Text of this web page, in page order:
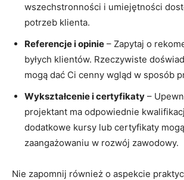
wszechstronności i umiejętności
potrzeb klienta.
Referencje i opinie – Zapytaj o
byłych klientów. Rzeczywiste
mogą dać Ci cenny wgląd w⁢ sposób
Wykształcenie i certyfikaty ⁢–
projektant ma⁣ odpowiednie
dodatkowe kursy lub certyfikaty
‍zaangażowaniu w rozwój zawodowy.
Nie zapomnij również o aspekcie